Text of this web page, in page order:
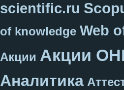
scientific.ru
of knowledge Web
Акции Акции
Аналитика